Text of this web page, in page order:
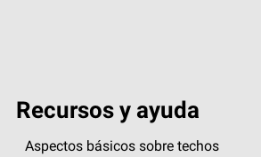
Recursos y ayuda
Aspectos básicos sobre techos